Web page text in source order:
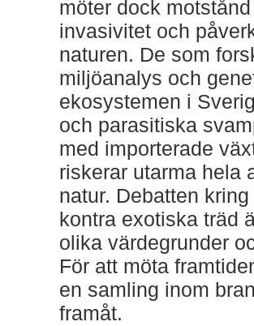
möter dock
invasivitet och
naturen. De som
miljöanalys och
ekosystemen i
och parasitiska
med importerade
riskerar utarma hela
natur. Debatten
kontra exotiska träd
olika värdegrunder
För att möta
en samling inom
framåt.